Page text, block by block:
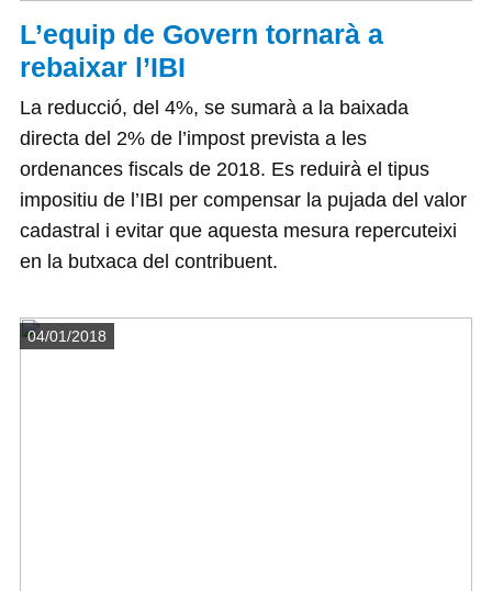
L’equip de Govern tornarà a
rebaixar l’IBI
La reducció, del 4%, se sumarà a la baixada
directa del 2% de l’impost prevista a les
ordenances fiscals de 2018. Es reduirà el tipus
impositiu de l’IBI per compensar la pujada del valor
cadastral i evitar que aquesta mesura repercuteixi
en la butxaca del contribuent.
Detalls
04/01/2018